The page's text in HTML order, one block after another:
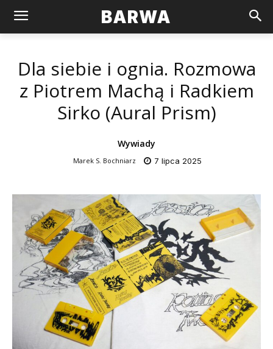
BARWA
Dla siebie i ognia. Rozmowa
z Piotrem Machą i Radkiem
Sirko (Aural Prism)
Wywiady
Marek S. Bochniarz 7 lipca 2025